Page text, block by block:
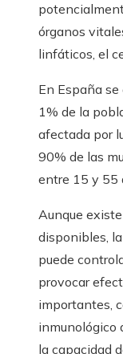
órganos
linfáticos, el
En España
1% de la
afectada por
90% de las
entre 15 y 55
Aunque
disponibles,
puede
provocar
importantes,
inmunológico
la capacidad